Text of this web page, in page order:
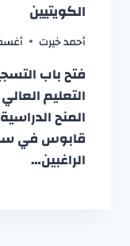
الكويتيين
أحمد خيرت أغسطس
فتح باب
التعليم
المنح
قابوس في
الراغبين…